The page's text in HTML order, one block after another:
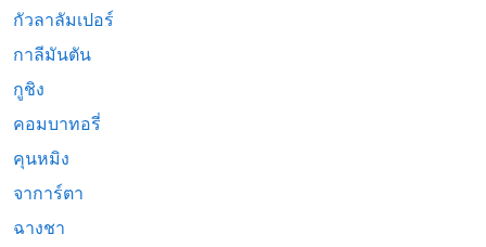
กัวลาลัมเปอร์
กาลีมันตัน
กูชิง
คอมบาทอรี่
คุนหมิง
จาการ์ตา
ฉางชา